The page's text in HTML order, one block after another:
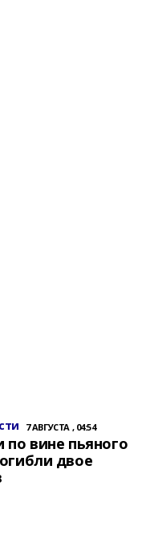
7 АВГУСТА , 04:54
вине пьяного
двое